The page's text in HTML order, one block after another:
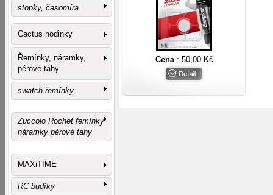
Cena : 50,00 Kč
stopky, časomíra
Cactus hodinky
Řemínky, náramky,
pérové tahy
swatch řemínky
Zuccolo Rochet řemínky
náramky pérové tahy
MAXiTIME
RC budíky